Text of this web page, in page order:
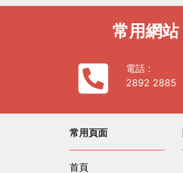
常用網站
電話 :
2892 2885
常用頁面
首頁